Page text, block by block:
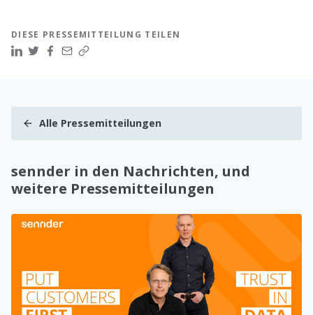
DIESE PRESSEMITTEILUNG TEILEN
Alle Pressemitteilungen
sennder in den Nachrichten, und
weitere Pressemitteilungen